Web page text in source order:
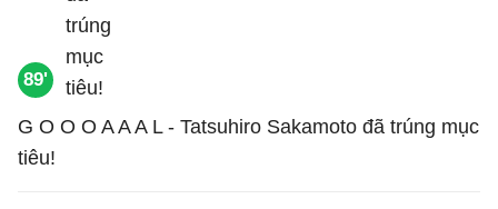
89'
G O O O A A A L - Tatsuhiro Sakamoto đã trúng mục
tiêu!